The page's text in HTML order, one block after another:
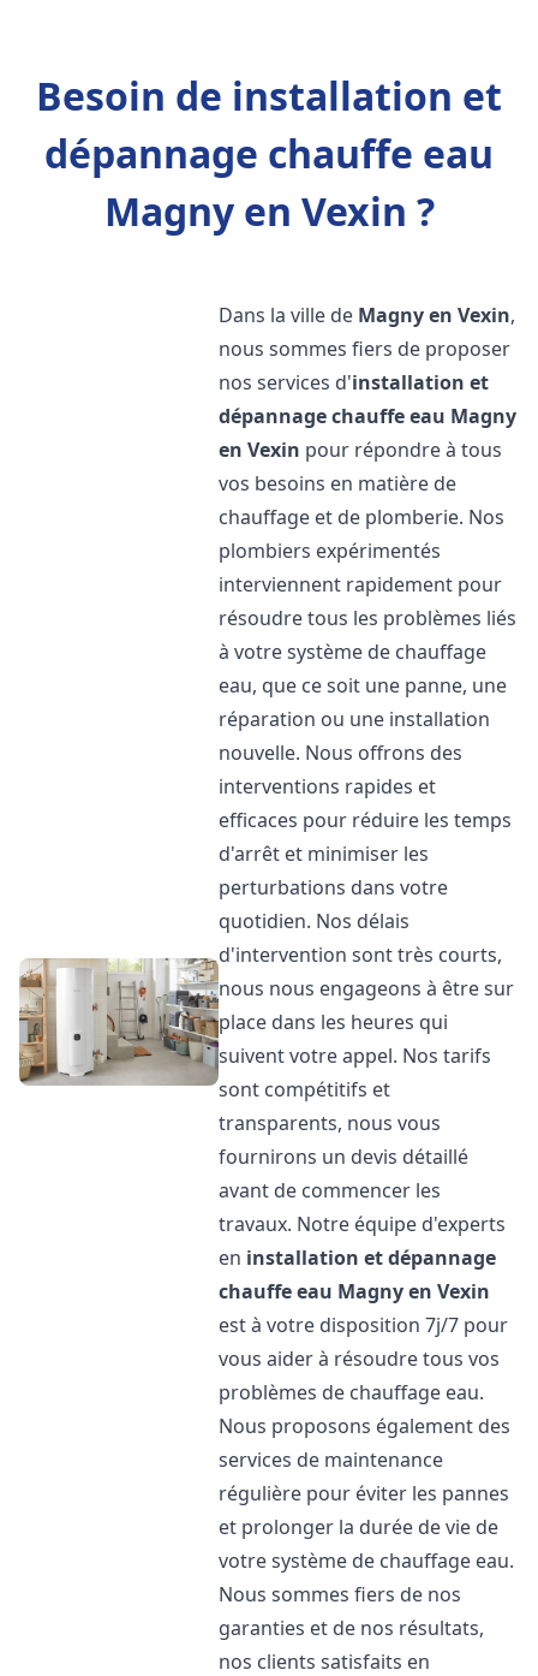
Besoin de installation et
dépannage chauffe eau
Magny en Vexin ?
Dans la ville de Magny en Vexin,
nous sommes fiers de proposer
nos services d'installation et
dépannage chauffe eau Magny
en Vexin pour répondre à tous
vos besoins en matière de
chauffage et de plomberie. Nos
plombiers expérimentés
interviennent rapidement pour
résoudre tous les problèmes liés
à votre système de chauffage
eau, que ce soit une panne, une
réparation ou une installation
nouvelle. Nous offrons des
interventions rapides et
efficaces pour réduire les temps
d'arrêt et minimiser les
perturbations dans votre
quotidien. Nos délais
d'intervention sont très courts,
nous nous engageons à être sur
place dans les heures qui
suivent votre appel. Nos tarifs
sont compétitifs et
transparents, nous vous
fournirons un devis détaillé
avant de commencer les
travaux. Notre équipe d'experts
en installation et dépannage
chauffe eau Magny en Vexin
est à votre disposition 7j/7 pour
vous aider à résoudre tous vos
problèmes de chauffage eau.
Nous proposons également des
services de maintenance
régulière pour éviter les pannes
et prolonger la durée de vie de
votre système de chauffage eau.
Nous sommes fiers de nos
garanties et de nos résultats,
nos clients satisfaits en